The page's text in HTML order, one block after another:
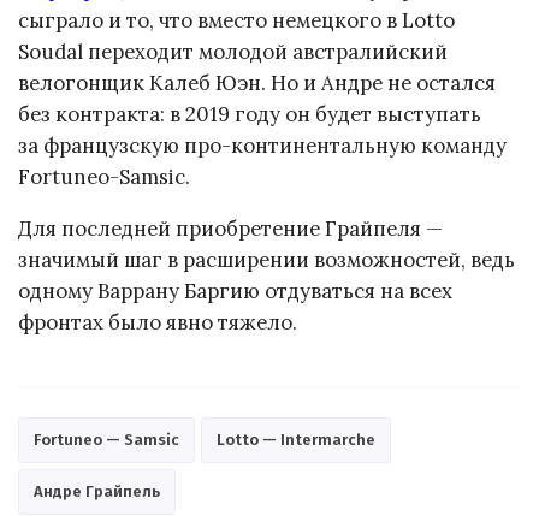
сыграло и то, что вместо немецкого в Lotto
Soudal переходит молодой австралийский
велогонщик Калеб Юэн. Но и Андре не остался
без контракта: в 2019 году он будет выступать
за французскую про-континентальную команду
Fortuneo-Samsic.
Для последней приобретение Грайпеля —
значимый шаг в расширении возможностей, ведь
одному Варрану Баргию отдуваться на всех
фронтах было явно тяжело.
Fortuneo — Samsic Lotto — Intermarche
Андре Грайпель